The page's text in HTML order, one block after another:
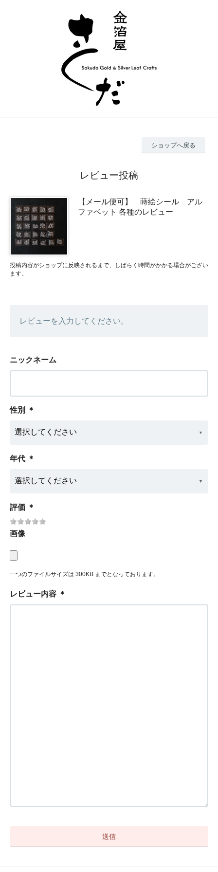
ショップへ戻る
レビュー投稿
【メール便可】 蒔絵シール アル
ファベット 各種のレビュー
投稿内容がショップに反映されるまで、しばらく時間がかかる場合がござい
ます。
レビューを入力してください。
ニックネーム
性別 ＊
年代 ＊
評価 ＊
画像
一つのファイルサイズは 300KB までとなっております。
レビュー内容 ＊